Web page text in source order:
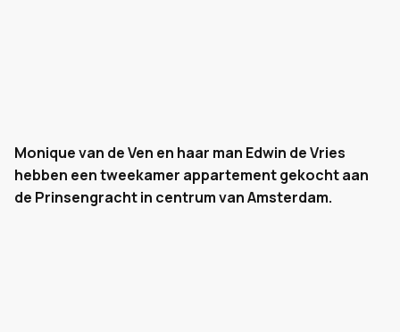
Monique van de Ven en haar man Edwin de Vries
hebben een tweekamer appartement gekocht aan
de Prinsengracht in centrum van Amsterdam.